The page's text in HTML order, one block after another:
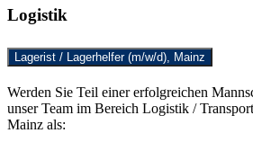
Logistik
Lagerist / Lagerhelfer (m/w/d), Mainz
Werden Sie Teil einer erfolgreichen
unser Team im Bereich Logistik /
Mainz als: